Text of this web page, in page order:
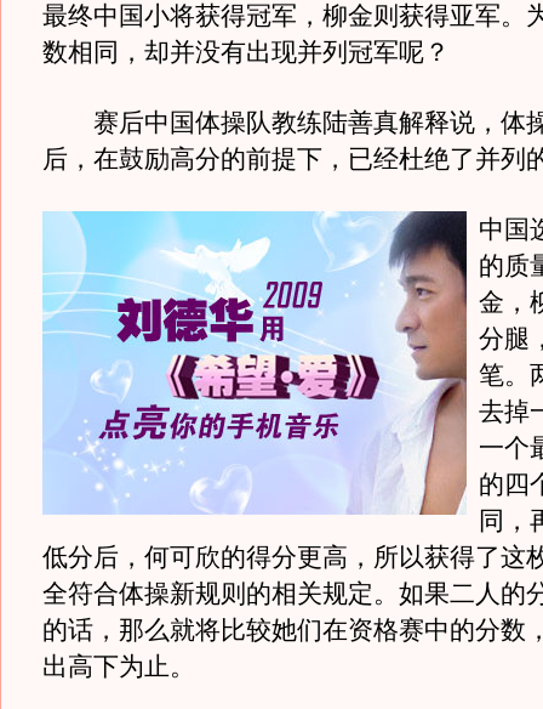
最终中国小将获得冠军，柳金则获得亚军。
数相同，却并没有出现并列冠军呢？
赛后中国体操队教练陆善真解释说，体
后，在鼓励高分的前提下，已经杜绝了并列
中国
的质
金，
分腿
笔。
去掉
一个
的四
同，
低分后，何可欣的得分更高，所以获得了这
全符合体操新规则的相关规定。如果二人的
的话，那么就将比较她们在资格赛中的分数
出高下为止。